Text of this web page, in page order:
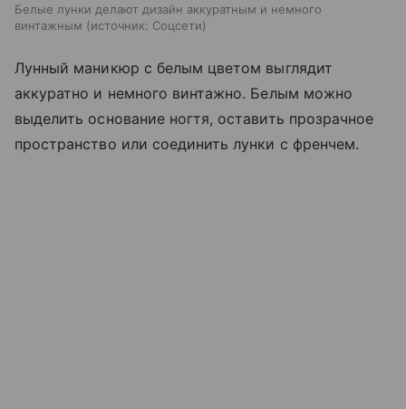
Белые лунки делают дизайн аккуратным и немного
винтажным
источник: Соцсети
Лунный маникюр с белым цветом выглядит
аккуратно и немного винтажно. Белым можно
выделить основание ногтя, оставить прозрачное
пространство или соединить лунки с френчем.